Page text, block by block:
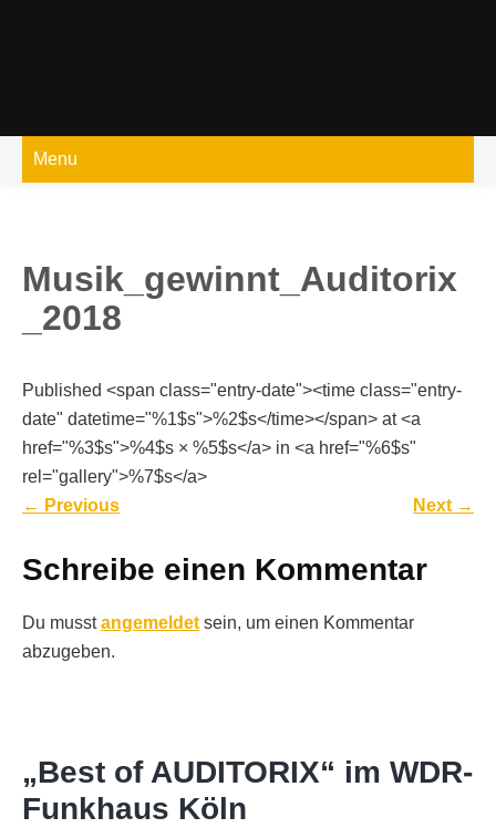
Menu
Musik_gewinnt_Auditorix
_2018
Published <span class="entry-date"><time class="entry-
date" datetime="%1$s">%2$s</time></span> at <a
href="%3$s">%4$s × %5$s</a> in <a href="%6$s"
rel="gallery">%7$s</a>
← Previous Next →
Schreibe einen Kommentar
Du musstangemeldet sein, um einen Kommentar
abzugeben.
„Best of AUDITORIX“ im WDR-
Funkhaus Köln